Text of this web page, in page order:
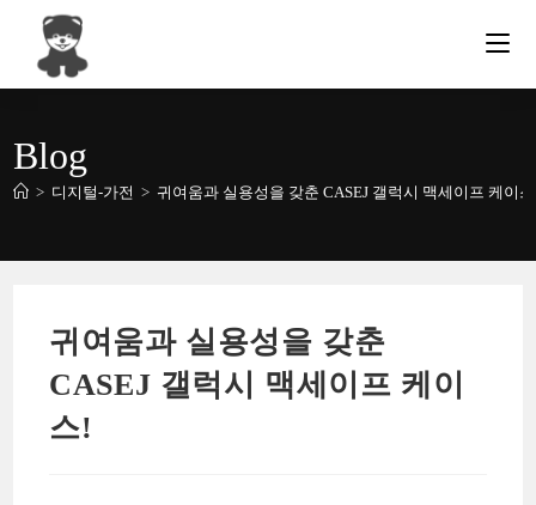
content
Blog
> 디지털-가전 > 귀여움과 실용성을 갖춘 CASEJ 갤럭시 맥세이프 케이
귀여움과 실용성을 갖춘
CASEJ 갤럭시 맥세이프 케이
스!